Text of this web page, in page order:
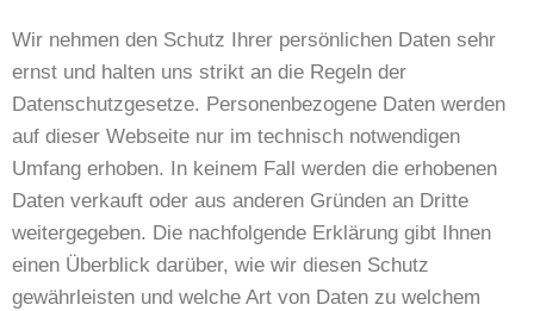
Wir nehmen den Schutz Ihrer persönlichen Daten sehr
ernst und halten uns strikt an die Regeln der
Datenschutzgesetze. Personenbezogene Daten werden
auf dieser Webseite nur im technisch notwendigen
Umfang erhoben. In keinem Fall werden die erhobenen
Daten verkauft oder aus anderen Gründen an Dritte
weitergegeben. Die nachfolgende Erklärung gibt Ihnen
einen Überblick darüber, wie wir diesen Schutz
gewährleisten und welche Art von Daten zu welchem